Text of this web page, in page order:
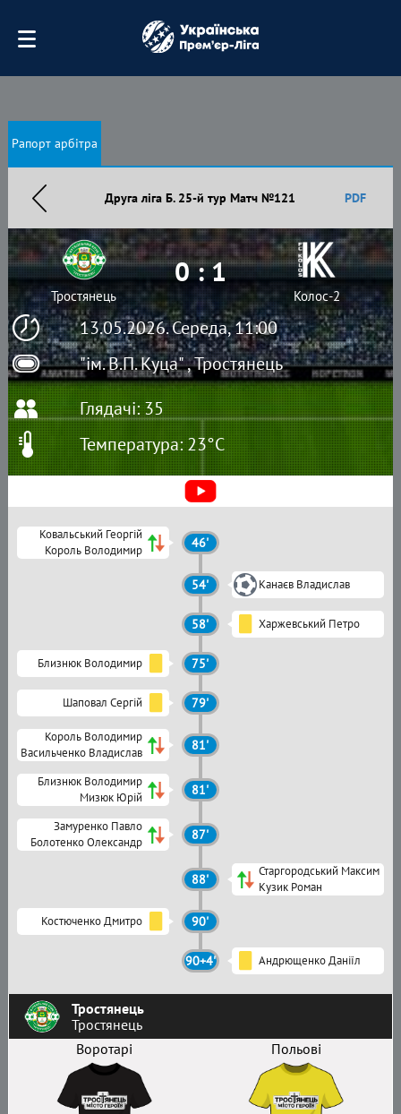
Рапорт арбітра
Друга ліга Б. 25-й тур Матч №121 PDF
13.05.2026. Середа, 11:00
"ім. В.П. Куца" , Тростянець
Тростянець
0 : 1
Колос-2
Глядачі: 35
Температура: 23°C
Тростянець
Тростянець
Воротарі
Польові
Ковальський Георгій
Король Володимир
46'
54' Канаєв Владислав
58' Харжевський Петро
Близнюк Володимир 75'
Шаповал Сергій 79'
Король Володимир
Васильченко Владислав
81'
Близнюк Володимир
Мизюк Юрій
81'
Замуренко Павло
Болотенко Олександр
87'
88'
Старгородський Максим
Кузик Роман
Костюченко Дмитро 90'
90+4' Андрющенко Даніїл